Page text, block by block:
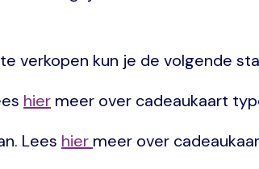
verkopen kun je de volgende
hier meer over cadeaukaart
Lees hier meer over